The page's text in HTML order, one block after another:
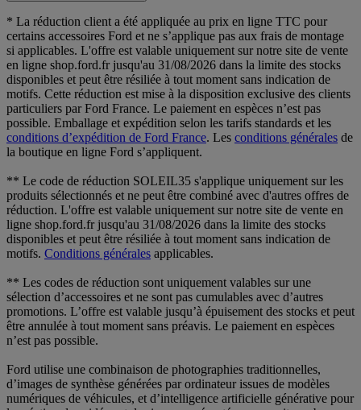
* La réduction client a été appliquée au prix en ligne TTC pour
certains accessoires Ford et ne s’applique pas aux frais de montage
si applicables. L'offre est valable uniquement sur notre site de vente
en ligne shop.ford.fr jusqu'au 31/08/2026 dans la limite des stocks
disponibles et peut être résiliée à tout moment sans indication de
motifs. Cette réduction est mise à la disposition exclusive des clients
particuliers par Ford France. Le paiement en espèces n’est pas
possible. Emballage et expédition selon les tarifs standards et les
conditions d’expédition de Ford France. Les conditions générales de
la boutique en ligne Ford s’appliquent.
** Le code de réduction SOLEIL35 s'applique uniquement sur les
produits sélectionnés et ne peut être combiné avec d'autres offres de
réduction. L'offre est valable uniquement sur notre site de vente en
ligne shop.ford.fr jusqu'au 31/08/2026 dans la limite des stocks
disponibles et peut être résiliée à tout moment sans indication de
motifs. Conditions générales applicables.
** Les codes de réduction sont uniquement valables sur une
sélection d’accessoires et ne sont pas cumulables avec d’autres
promotions. L’offre est valable jusqu’à épuisement des stocks et peut
être annulée à tout moment sans préavis. Le paiement en espèces
n’est pas possible.
Ford utilise une combinaison de photographies traditionnelles,
d’images de synthèse générées par ordinateur issues de modèles
numériques de véhicules, et d’intelligence artificielle générative pour